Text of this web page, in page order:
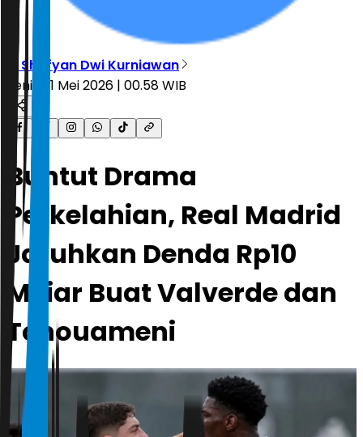
M Shofyan Dwi Kurniawan
Senin, 11 Mei 2026 | 00.58 WIB
Buntut Drama
Perkelahian, Real Madrid
Jatuhkan Denda Rp10
Miliar Buat Valverde dan
Tchouameni